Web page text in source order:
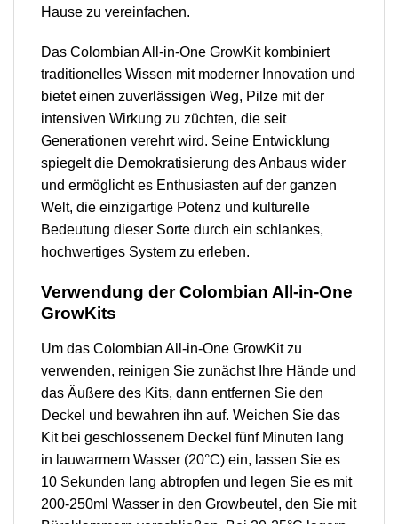
Hause zu vereinfachen.
Das Colombian All-in-One GrowKit kombiniert
traditionelles Wissen mit moderner Innovation und
bietet einen zuverlässigen Weg, Pilze mit der
intensiven Wirkung zu züchten, die seit
Generationen verehrt wird. Seine Entwicklung
spiegelt die Demokratisierung des Anbaus wider
und ermöglicht es Enthusiasten auf der ganzen
Welt, die einzigartige Potenz und kulturelle
Bedeutung dieser Sorte durch ein schlankes,
hochwertiges System zu erleben.
Verwendung der Colombian All-in-One
GrowKits
Um das Colombian All-in-One GrowKit zu
verwenden, reinigen Sie zunächst Ihre Hände und
das Äußere des Kits, dann entfernen Sie den
Deckel und bewahren ihn auf. Weichen Sie das
Kit bei geschlossenem Deckel fünf Minuten lang
in lauwarmem Wasser (20°C) ein, lassen Sie es
10 Sekunden lang abtropfen und legen Sie es mit
200-250ml Wasser in den Growbeutel, den Sie mit